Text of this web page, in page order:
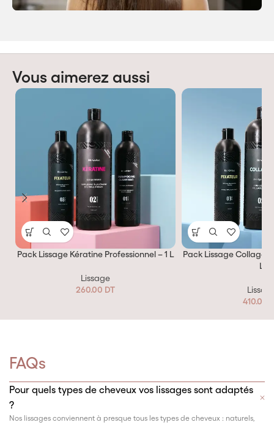
Vous aimerez aussi
Pack Lissage Kératine Professionnel – 1 L
Lissage
260.00 DT
Pack Lissage
L
410.00
FAQs
Pour quels types de cheveux vos lissages sont adaptés
?
Nos lissages conviennent à presque tous les types de cheveux : naturels,